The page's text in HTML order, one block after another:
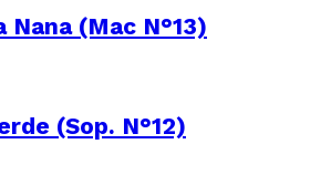
Nana (Mac N°13)
(Sop. N°12)